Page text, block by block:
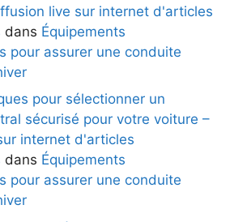
live sur internet d'articles
dans Équipements
pour assurer une conduite
pour sélectionner un
sécurisé pour votre voiture –
internet d'articles
dans Équipements
pour assurer une conduite